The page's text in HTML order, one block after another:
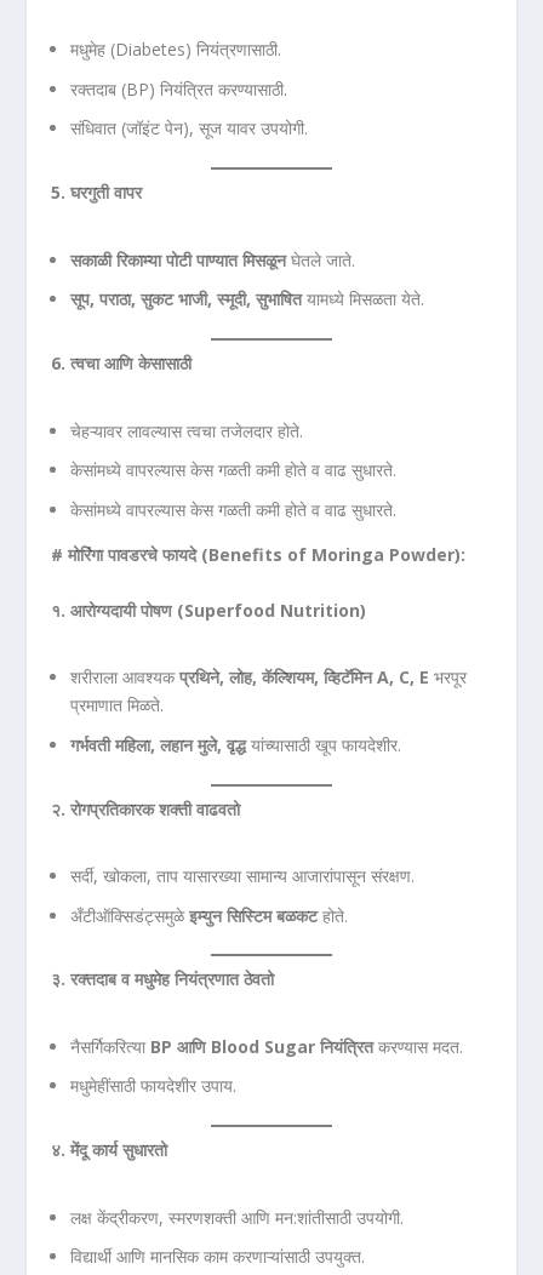
मधुमेह (Diabetes) नियंत्रणासाठी.
रक्तदाब (BP) नियंत्रित करण्यासाठी.
संधिवात (जॉइंट पेन), सूज यावर उपयोगी.
5.घरगुती वापर
सकाळी रिकाम्या पोटी पाण्यात मिसळूनघेतले जाते.
सूप,पराठा,सुकट भाजी,स्मूदी,सुभाषितयामध्ये मिसळता येते.
6.त्वचा आणि केसासाठी
चेहऱ्यावर लावल्यास त्वचा तजेलदार होते.
केसांमध्ये वापरल्यास केस गळती कमी होते व वाढ सुधारते.
केसांमध्ये वापरल्यास केस गळती कमी होते व वाढ सुधारते.
#मोरिंगा पावडरचे फायदे (Benefits of Moringa Powder):
१. आरोग्यदायी पोषण (Superfood Nutrition)
शरीराला आवश्यकप्रथिने,लोह,कॅल्शियम,व्हिटॅमिन A, C, E भरपूर
प्रमाणात मिळते.
गर्भवती महिला,लहान मुले,वृद्धयांच्यासाठी खूप फायदेशीर.
२. रोगप्रतिकारक शक्ती वाढवतो
सर्दी, खोकला, ताप यासारख्या सामान्य आजारांपासून संरक्षण.
अँटीऑक्सिडंट्समुळेइम्युन सिस्टिम बळकटहोते.
३. रक्तदाब व मधुमेह नियंत्रणात ठेवतो
नैसर्गिकरित्या BPआणि Blood Sugarनियंत्रितकरण्यास मदत.
मधुमेहींसाठी फायदेशीर उपाय.
४. मेंदू कार्य सुधारतो
लक्ष केंद्रीकरण, स्मरणशक्ती आणि मन:शांतीसाठी उपयोगी.
विद्यार्थी आणि मानसिक काम करणाऱ्यांसाठी उपयुक्त.